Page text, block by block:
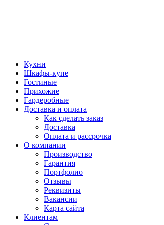
Кухни
Шкафы-купе
Гостиные
Прихожие
Гардеробные
Доставка и оплата
Как сделать заказ
Доставка
Оплата и рассрочка
О компании
Производство
Гарантия
Портфолио
Отзывы
Реквизиты
Вакансии
Карта сайта
Клиентам